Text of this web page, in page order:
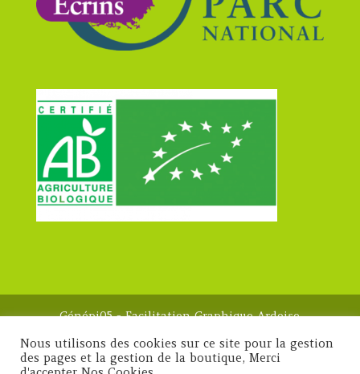
Génépi05 - Facilitation Graphique Ardoise
Nous utilisons des cookies sur ce site pour la gestion
des pages et la gestion de la boutique, Merci